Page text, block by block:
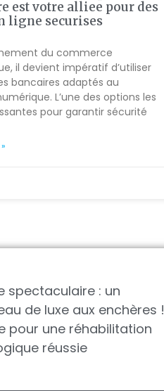
est votre alliee pour des
ligne securises
du commerce
il devient impératif d’utiliser
bancaires adaptés au
L’une des options les
pour garantir sécurité
spectaculaire : un
de luxe aux enchères !
pour une réhabilitation
réussie